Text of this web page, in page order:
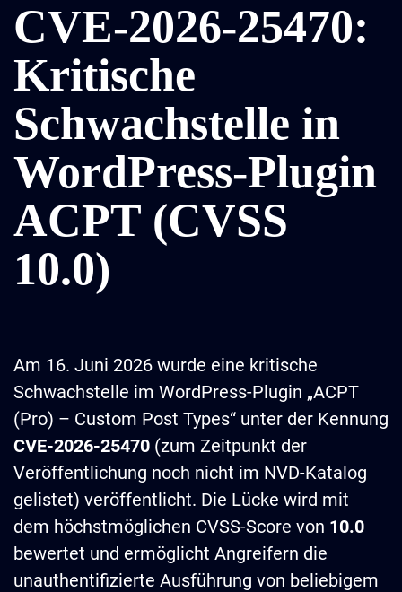
CVE-2026-25470:
Kritische
Schwachstelle in
WordPress-Plugin
ACPT (CVSS
10.0)
Am 16. Juni 2026 wurde eine kritische
Schwachstelle im WordPress-Plugin „ACPT
(Pro) – Custom Post Types“ unter der Kennung
CVE-2026-25470 (zum Zeitpunkt der
Veröffentlichung noch nicht im NVD-Katalog
gelistet) veröffentlicht. Die Lücke wird mit
dem höchstmöglichen CVSS-Score von 10.0
bewertet und ermöglicht Angreifern die
unauthentifizierte Ausführung von beliebigem